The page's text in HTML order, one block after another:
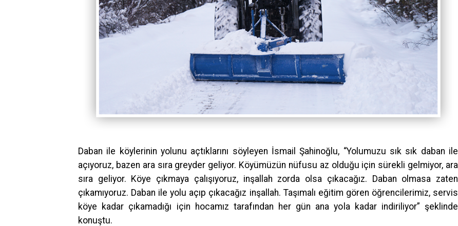
Daban ile köylerinin yolunu açtıklarını söyleyen İsmail Şahinoğlu, “Yolumuzu sık sık daban ile
açıyoruz, bazen ara sıra greyder geliyor. Köyümüzün nüfusu az olduğu için sürekli gelmiyor, ara
sıra geliyor. Köye çıkmaya çalışıyoruz, inşallah zorda olsa çıkacağız. Daban olmasa zaten
çıkamıyoruz. Daban ile yolu açıp çıkacağız inşallah. Taşımalı eğitim gören öğrencilerimiz, servis
köye kadar çıkamadığı için hocamız tarafından her gün ana yola kadar indiriliyor” şeklinde
konuştu.